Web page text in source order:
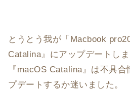
とうとう我が「Macbook
Catalina』にアップデートしま
『macOS Catalina』は不具
プデートするか迷いました。